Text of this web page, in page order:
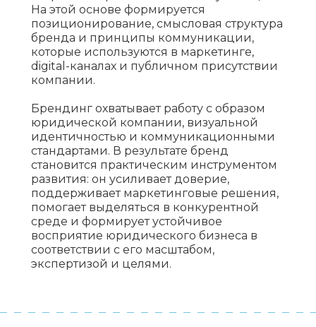
На этой основе формируется
позиционирование, смысловая структура
бренда и принципы коммуникации,
которые используются в маркетинге,
digital-каналах и публичном присутствии
компании.
Брендинг охватывает работу с образом
юридической компании, визуальной
идентичностью и коммуникационными
стандартами. В результате бренд
становится практическим инструментом
развития: он усиливает доверие,
поддерживает маркетинговые решения,
помогает выделяться в конкурентной
среде и формирует устойчивое
восприятие юридического бизнеса в
соответствии с его масштабом,
экспертизой и целями.